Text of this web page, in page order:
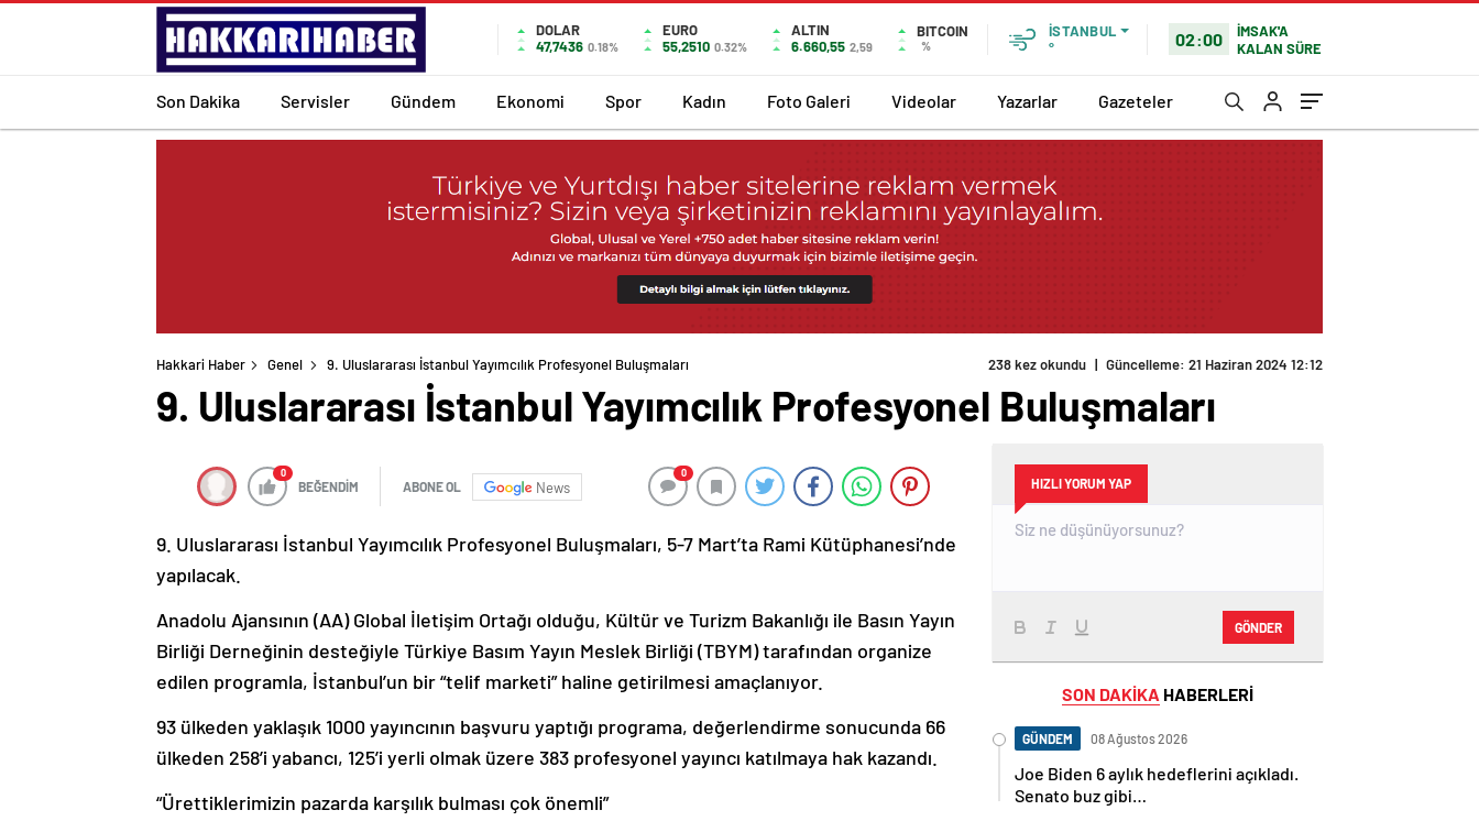
DOLAR
47,7436 0.18%
EURO
55,2510 0.32%
ALTIN
6.660,55 2,59
BITCOIN
%
İSTANBUL
°
02:00
İMSAK'A
KALAN SÜRE
Son Dakika Servisler Gündem Ekonomi Spor Kadın Foto Galeri Videolar Yazarlar Gazeteler
Hakkari Haber Genel 9. Uluslararası İstanbul Yayımcılık Profesyonel Buluşmaları
9. Uluslararası İstanbul Yayımcılık Profesyonel Buluşmaları
0
BEĞENDİM ABONE OL News
0
9. Uluslararası İstanbul Yayımcılık Profesyonel Buluşmaları, 5-7 Mart’ta Rami Kütüphanesi’nde
yapılacak.
Anadolu Ajansının (AA) Global İletişim Ortağı olduğu, Kültür ve Turizm Bakanlığı ile Basın Yayın
Birliği Derneğinin desteğiyle Türkiye Basım Yayın Meslek Birliği (TBYM) tarafından organize
edilen programla, İstanbul’un bir “telif marketi” haline getirilmesi amaçlanıyor.
93 ülkeden yaklaşık 1000 yayıncının başvuru yaptığı programa, değerlendirme sonucunda 66
ülkeden 258’i yabancı, 125’i yerli olmak üzere 383 profesyonel yayıncı katılmaya hak kazandı.
“Ürettiklerimizin pazarda karşılık bulması çok önemli”
HIZLI YORUM YAP
GÖNDER
SON DAKİKA HABERLERİ
GÜNDEM 08 Ağustos 2026
Joe Biden 6 aylık hedeflerini açıkladı.
Senato buz gibi…